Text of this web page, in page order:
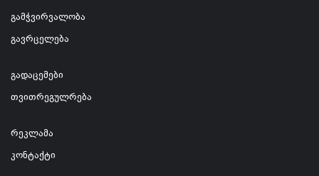
გამჭვირვალობა
გავრცელება
გადაცემები
თვითრეგულრება
რეკლამა
კონტაქტი